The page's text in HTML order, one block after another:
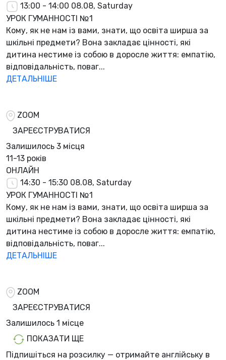
13:00 - 14:00 08.08, Saturday
УРОК ГУМАННОСТІ №1
Кому, як не нам із вами, знати, що освіта ширша за
шкільні предмети? Вона закладає цінності, які
дитина нестиме із собою в доросле життя: емпатію,
відповідальність, поваг...
ДЕТАЛЬНІШЕ
ZOOM
ЗАРЕЄСТРУВАТИСЯ
Залишилось 3 місця
11-13 років
ОНЛАЙН
14:30 - 15:30 08.08, Saturday
УРОК ГУМАННОСТІ №1
Кому, як не нам із вами, знати, що освіта ширша за
шкільні предмети? Вона закладає цінності, які
дитина нестиме із собою в доросле життя: емпатію,
відповідальність, поваг...
ДЕТАЛЬНІШЕ
ZOOM
ЗАРЕЄСТРУВАТИСЯ
Залишилось 1 місцe
ПОКАЗАТИ ЩЕ
Підпишіться на розсилку — отримайте англійську в